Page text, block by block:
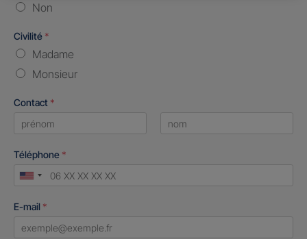
Non
Civilité *
Madame
Monsieur
Contact *
Téléphone *
United
+1
E-mail *